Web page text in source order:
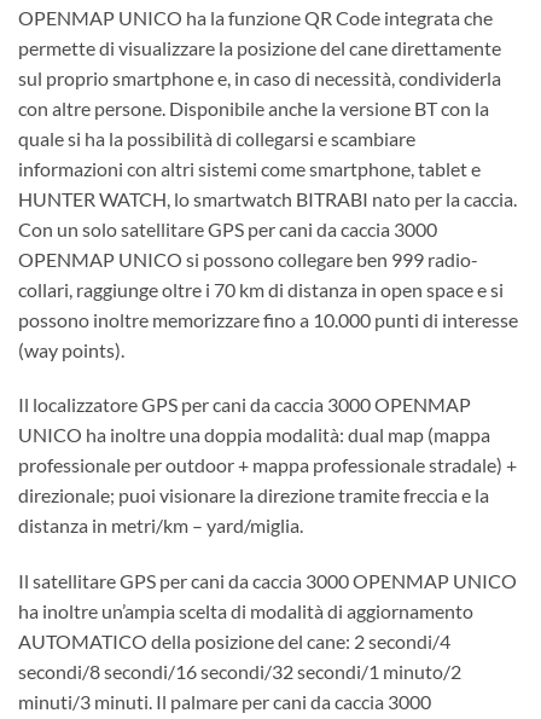
OPENMAP UNICO ha la funzione QR Code integrata che
permette di visualizzare la posizione del cane direttamente
sul proprio smartphone e, in caso di necessità, condividerla
con altre persone. Disponibile anche la versione BT con la
quale si ha la possibilità di collegarsi e scambiare
informazioni con altri sistemi come smartphone, tablet e
HUNTER WATCH, lo smartwatch BITRABI nato per la caccia.
Con un solo satellitare GPS per cani da caccia 3000
OPENMAP UNICO si possono collegare ben 999 radio-
collari, raggiunge oltre i 70 km di distanza in open space e si
possono inoltre memorizzare fino a 10.000 punti di interesse
(way points).
Il localizzatore GPS per cani da caccia 3000 OPENMAP
UNICO ha inoltre una doppia modalità: dual map (mappa
professionale per outdoor + mappa professionale stradale) +
direzionale; puoi visionare la direzione tramite freccia e la
distanza in metri/km – yard/miglia.
Il satellitare GPS per cani da caccia 3000 OPENMAP UNICO
ha inoltre un’ampia scelta di modalità di aggiornamento
AUTOMATICO della posizione del cane: 2 secondi/4
secondi/8 secondi/16 secondi/32 secondi/1 minuto/2
minuti/3 minuti. Il palmare per cani da caccia 3000